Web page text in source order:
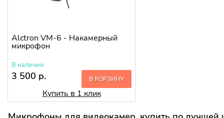
Alctron VM-6 - Накамерный
микрофон
В наличии
3 500 р. В КОРЗИНУ
Купить в 1 клик